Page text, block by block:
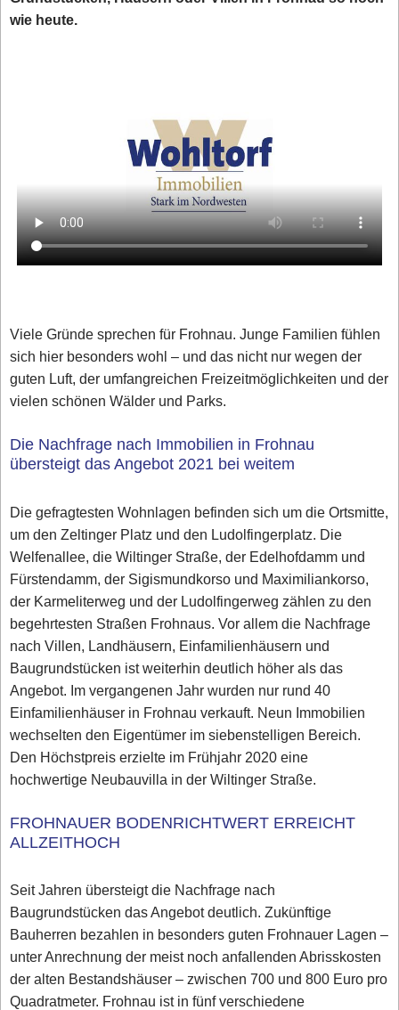
wie heute.
Viele Gründe sprechen für Frohnau. Junge Familien fühlen
sich hier besonders wohl – und das nicht nur wegen der
guten Luft, der umfangreichen Freizeitmöglichkeiten und der
vielen schönen Wälder und Parks.
Die Nachfrage nach Immobilien in Frohnau
übersteigt das Angebot 2021 bei weitem
Die gefragtesten Wohnlagen befinden sich um die Ortsmitte,
um den Zeltinger Platz und den Ludolfingerplatz. Die
Welfenallee, die Wiltinger Straße, der Edelhofdamm und
Fürstendamm, der Sigismundkorso und Maximiliankorso,
der Karmeliterweg und der Ludolfingerweg zählen zu den
begehrtesten Straßen Frohnaus. Vor allem die Nachfrage
nach Villen, Landhäusern, Einfamilienhäusern und
Baugrundstücken ist weiterhin deutlich höher als das
Angebot. Im vergangenen Jahr wurden nur rund 40
Einfamilienhäuser in Frohnau verkauft. Neun Immobilien
wechselten den Eigentümer im siebenstelligen Bereich.
Den Höchstpreis erzielte im Frühjahr 2020 eine
hochwertige Neubauvilla in der Wiltinger Straße.
FROHNAUER BODENRICHTWERT ERREICHT
ALLZEITHOCH
Seit Jahren übersteigt die Nachfrage nach
Baugrundstücken das Angebot deutlich. Zukünftige
Bauherren bezahlen in besonders guten Frohnauer Lagen –
unter Anrechnung der meist noch anfallenden Abrisskosten
der alten Bestandshäuser – zwischen 700 und 800 Euro pro
Quadratmeter. Frohnau ist in fünf verschiedene